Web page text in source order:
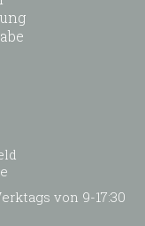
von 9-17:30